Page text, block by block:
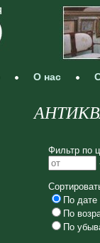
О нас
Фильтр по
По дате
По
По